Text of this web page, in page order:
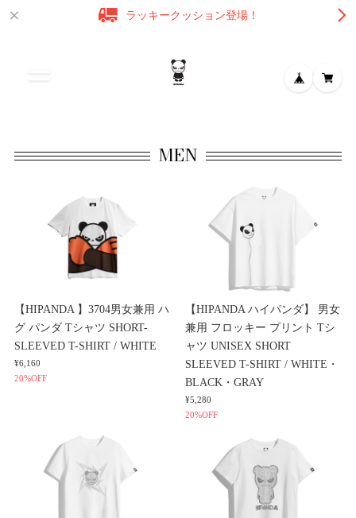
ラッキークッション登場！
MEN
【HIPANDA 】3704男女兼用 ハ
グ パンダ Tシャツ SHORT-
SLEEVED T-SHIRT / WHITE
¥6,160
20%OFF
【HIPANDA ハイパンダ】 男女
兼用 フロッキー プリント Tシ
ャツ UNISEX SHORT
SLEEVED T-SHIRT / WHITE・
BLACK・GRAY
¥5,280
20%OFF